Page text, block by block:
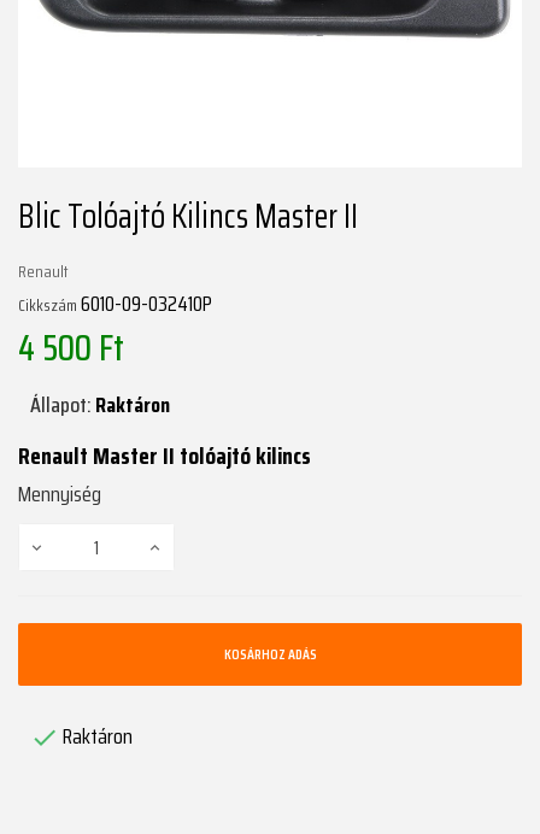
Blic Tolóajtó Kilincs Master II
Renault
Cikkszám6010-09-032410P
4 500 Ft
Állapot:Raktáron
Renault Master II tolóajtó kilincs
Mennyiség
KOSÁRHOZ ADÁS
 Raktáron